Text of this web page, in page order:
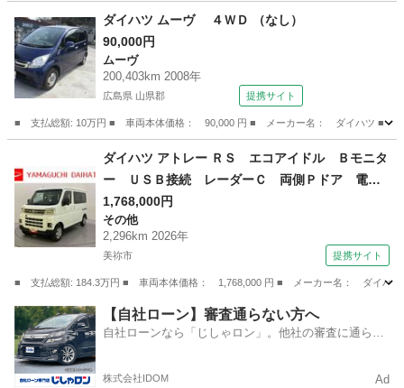
ダイハツ
ダイハツ ムーヴ ４ＷＤ （なし）
90,000円
ムーヴ
200,403km 2008年
広島県 山県郡 提携サイト
■ 支払総額: 10万円 ■ 車両本体価格： 90,000 円 ■ メーカー名： ダイハツ
ムーヴ
ダイハツ アトレー ＲＳ エコアイドル Ｂモニタ
ー ＵＳＢ接続 レーダーＣ 両側Ｐドア 電動
格納 レーンキープアシスト ＬＥＤヘッドライ
ト ターボ エアバック ＡＢＳ プリクラッシ
ュセーフティ （検10.1）
1,768,000円
その他
2,296km 2026年
美祢市 提携サイト
■ 支払総額: 184.3万円 ■ 車両本体価格： 1,768,000 円 ■ メーカー名： ダイ
山口 美祢市 その他
【自社ローン】審査通らない方へ
自社ローンなら「じしゃロン」。他社の審査に通らな
株式会社IDOM Ad